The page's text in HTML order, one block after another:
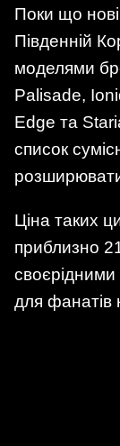
Поки що
Південній
моделями
Palisade,
Edge та
список
Ціна таких
приблизно
для фанатів